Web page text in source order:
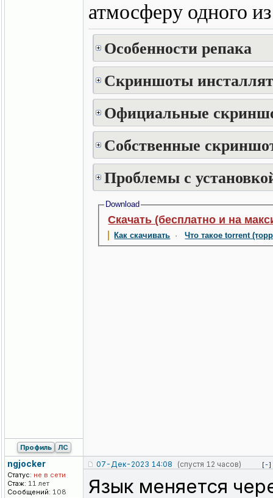
атмосферу одного
Особенности репака
Скриншоты
Официальные
Собственные
Проблемы с
Download
Скачать (бесплатно и на
Как скачивать ·Что такое torrent
Профиль ЛС
ngjocker
Статус: не в сети
Стаж: 11 лет
Сообщений: 108
07-Дек-2023 14:08 (спустя 12 часов) [-]
Язык меняется